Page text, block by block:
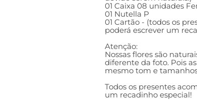
01 Caixa 08 unidades
01 Nutella P
01 Cartão - (todos os
poderá escrever um
Atenção:
Nossas flores são
diferente da foto. Pois
mesmo tom e
Todos os presentes
um recadinho especial!